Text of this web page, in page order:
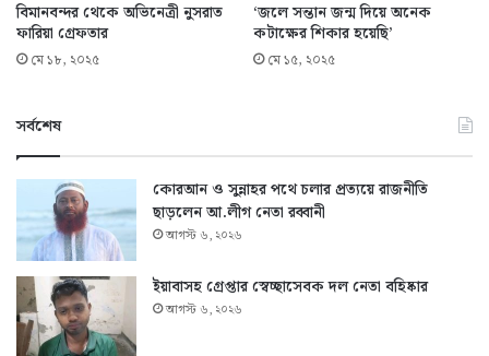
বিমানবন্দর থেকে অভিনেত্রী নুসরাত
ফারিয়া গ্রেফতার
মে ১৮, ২০২৫
‘জলে সন্তান জন্ম দিয়ে অনেক
কটাক্ষের শিকার হয়েছি’
মে ১৫, ২০২৫
সর্বশেষ
কোরআন ও সুন্নাহর পথে চলার প্রত্যয়ে রাজনীতি
ছাড়লেন আ.লীগ নেতা রব্বানী
আগস্ট ৬, ২০২৬
ইয়াবাসহ গ্রেপ্তার স্বেচ্ছাসেবক দল নেতা বহিষ্কার
আগস্ট ৬, ২০২৬